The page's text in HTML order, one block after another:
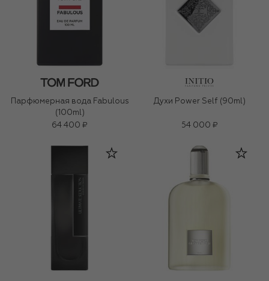
Парфюмерная вода Fabulous
(100ml)
64 400 ₽
Духи Power Self (90ml)
54 000 ₽